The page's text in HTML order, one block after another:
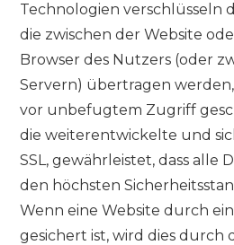
Technologien verschlüsseln
die zwischen der Website
Browser des Nutzers (oder
Servern) übertragen
vor unbefugtem Zugriff
die weiterentwickelte und
SSL, gewährleistet, dass
den höchsten
Wenn eine Website durch
gesichert ist, wird dies durch